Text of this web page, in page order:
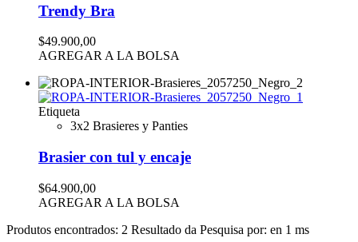
Trendy Bra
$49.900,00
AGREGAR A LA BOLSA
Etiqueta
3x2 Brasieres y Panties
Brasier con tul y encaje
$64.900,00
AGREGAR A LA BOLSA
Produtos encontrados: 2 Resultado da Pesquisa por: en 1 ms